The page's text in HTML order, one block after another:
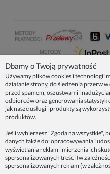
NASZE PRODUKTY
INFORMACJE
ZAINSPIRUJ SIĘ!
Dbamy o Twoją prywatność
Używamy plików cookies i technologii
działanie strony, do śledzenia przerw
przed spamem, oszustwami i
odbiorców oraz generowania statystyk
jak nasze usługi i produkty są
produktów.
Jeśli wybierzesz "Zgoda na wszystkie",
danych także do: opracowywania i
wyświetlania reklam i mierzenia ich
spersonalizowanych treści (w
spersonalizowanych reklam (w